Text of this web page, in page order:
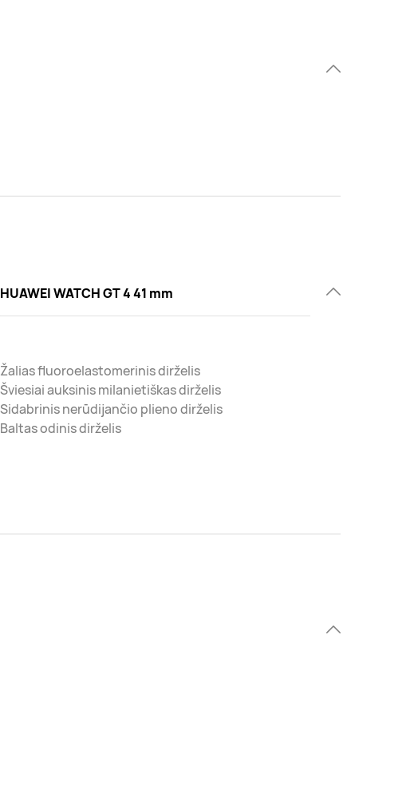
HUAWEI WATCH GT 4 41 mm
Žalias fluoroelastomerinis dirželis
Šviesiai auksinis milanietiškas dirželis
Sidabrinis nerūdijančio plieno dirželis
Baltas odinis dirželis